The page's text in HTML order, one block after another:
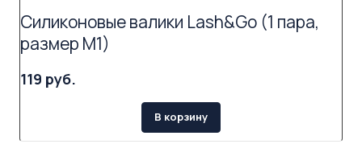
Силиконовые валики Lash&Go (1 пара,
размер M1)
119 руб.
В корзину